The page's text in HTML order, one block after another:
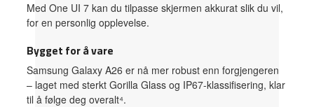
Med One UI 7 kan du tilpasse skjermen akkurat slik du vil,
for en personlig opplevelse.
Bygget for å vare
Samsung Galaxy A26 er nå mer robust enn forgjengeren
– laget med sterkt Gorilla Glass og IP67-klassifisering, klar
til å følge deg overalt⁴.